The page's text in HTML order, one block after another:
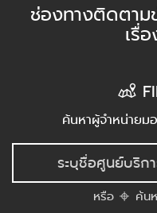
ช่องทางติดตาม
เรื่
ค้นหาผู้จำหน่ายม
หรือ ค้น